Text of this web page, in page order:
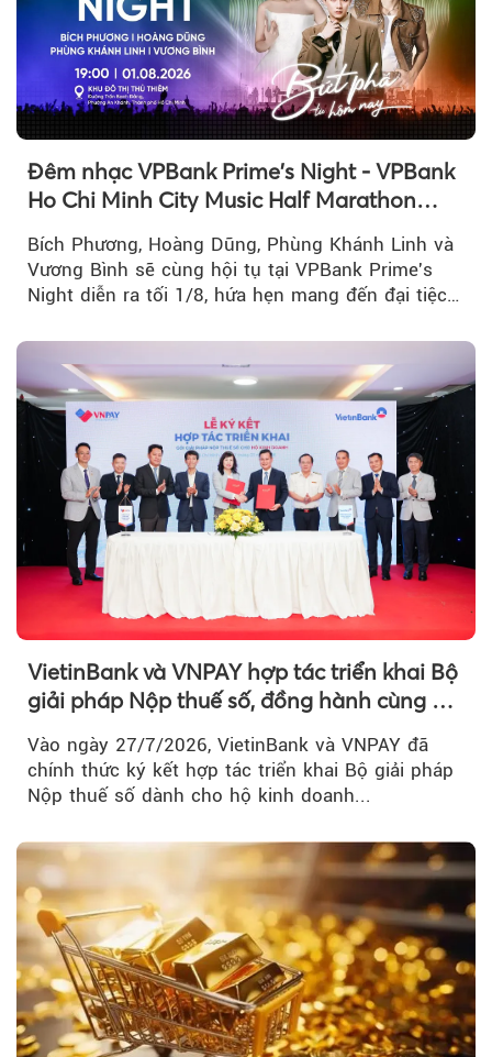
Đêm nhạc VPBank Prime's Night - VPBank
Ho Chi Minh City Music Half Marathon
Bích Phương, Hoàng Dũng, Phùng Khánh Linh và
Vương Bình sẽ cùng hội tụ tại VPBank Prime's
Night diễn ra tối 1/8, hứa hẹn mang đến đại tiệc
VietinBank và VNPAY hợp tác triển khai Bộ
giải pháp Nộp thuế số, đồng hành cùng hộ
Vào ngày 27/7/2026, VietinBank và VNPAY đã
chính thức ký kết hợp tác triển khai Bộ giải pháp
Nộp thuế số dành cho hộ kinh doanh...